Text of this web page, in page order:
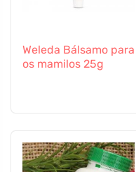
Weleda Bálsamo para
os mamilos 25g